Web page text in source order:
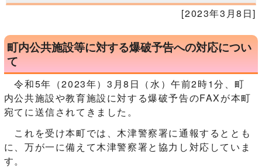
[2023年3月8日]
町内公共施設等に対する爆破予告への対応につい
て
令和5年（2023年）3月8日（水）午前2時1分、町
内公共施設や教育施設に対する爆破予告のFAXが本町
宛てに送信されてきました。
これを受け本町では、木津警察署に通報するととも
に、万が一に備えて木津警察署と協力し対応していま
す。